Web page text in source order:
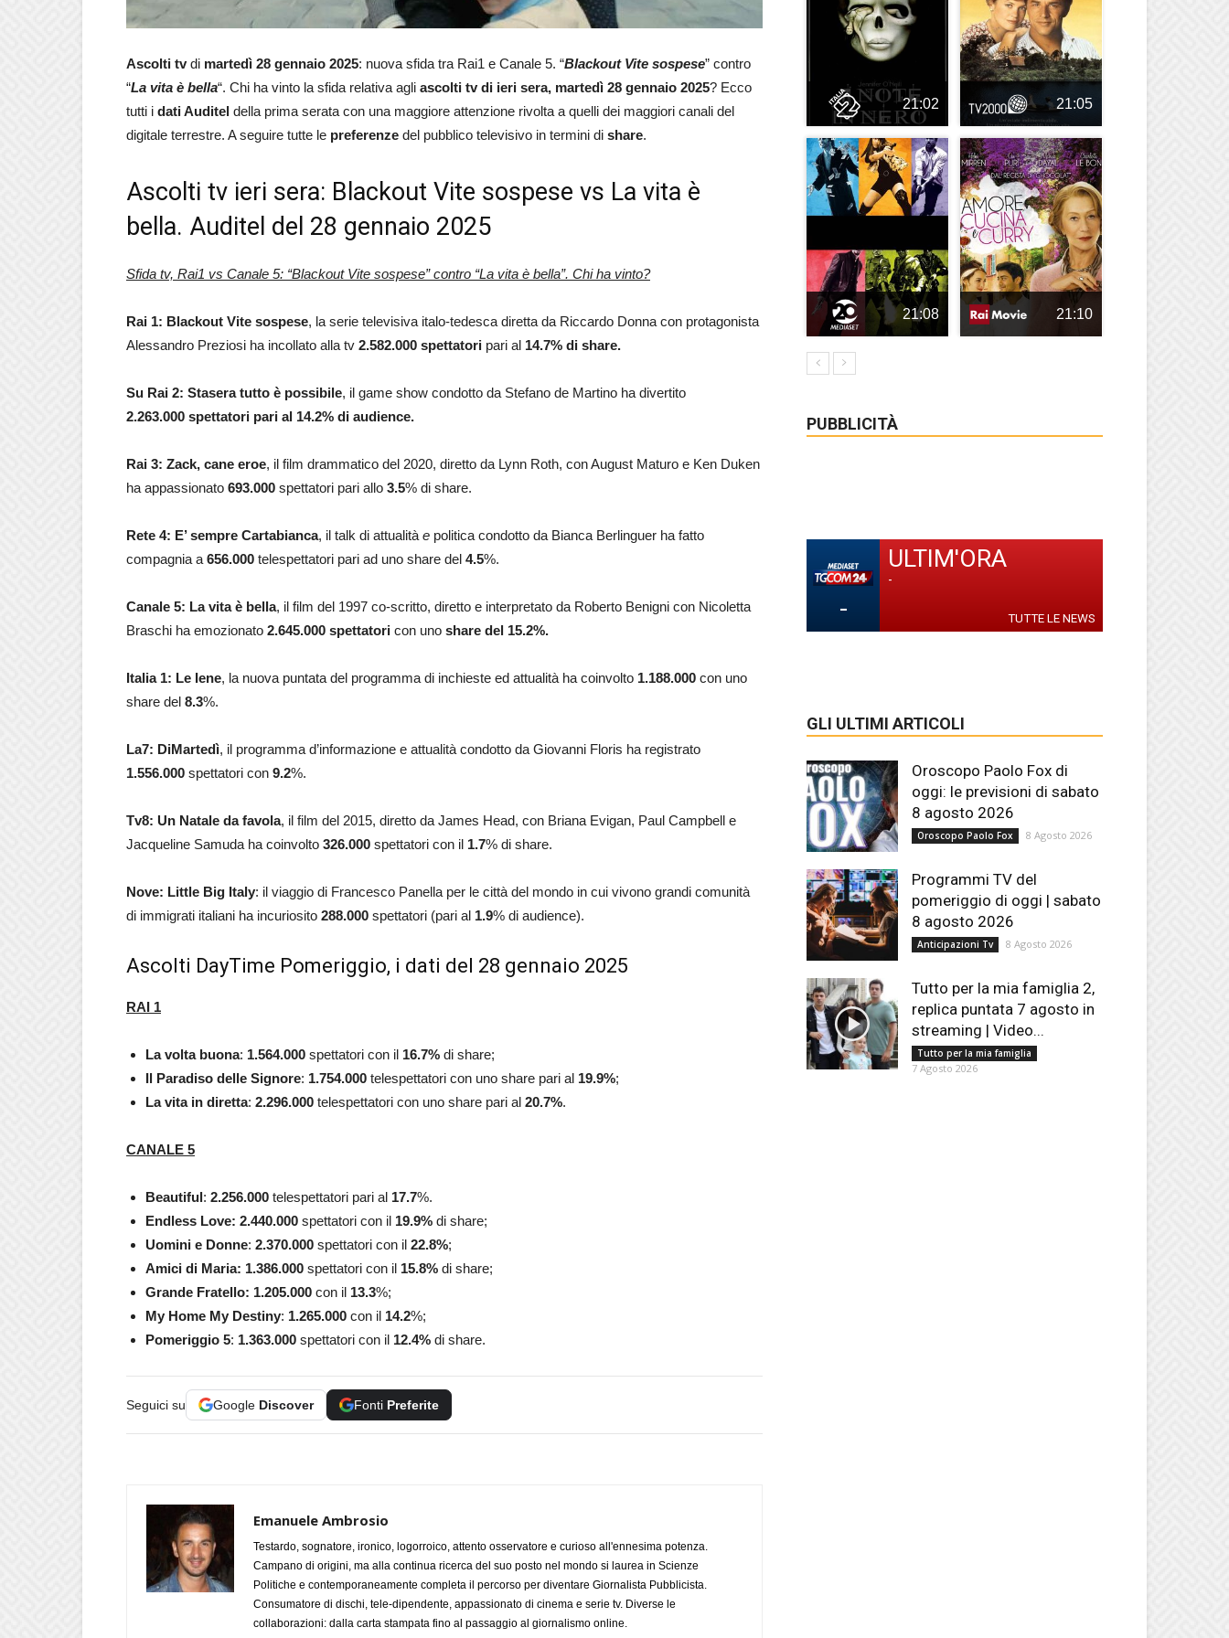
Ascolti tvdi martedì 28 gennaio 2025: nuova sfida tra Rai1 e Canale 5. “Blackout Vite sospese” contro
“La vita è bella“. Chi ha vinto la sfida relativa agli ascolti tv di ieri sera, martedì 28 gennaio 2025? Ecco
tutti i dati Auditel della prima serata con una maggiore attenzione rivolta a quelli dei maggiori canali del
digitale terrestre. A seguire tutte le preferenze del pubblico televisivo in termini di share.
Ascolti tv ieri sera: Blackout Vite sospese vs La vita è
bella. Auditel del 28 gennaio 2025
Sfida tv, Rai1 vs Canale 5: “Blackout Vite sospese” contro “La vita è bella”. Chi ha vinto?
Rai 1: Blackout Vite sospese, la serie televisiva italo-tedesca diretta da Riccardo Donna con protagonista
Alessandro Preziosi ha incollato alla tv 2.582.000 spettatori pari al 14.7% di share.
Su Rai 2: Stasera tutto è possibile, il game show condotto da Stefano de Martino ha divertito
2.263.000 spettatori pari al 14.2% di audience.
Rai 3: Zack, cane eroe, il film drammatico del 2020, diretto da Lynn Roth, con August Maturo e Ken Duken
ha appassionato 693.000 spettatori pari allo 3.5% di share.
Rete 4: E’ sempre Cartabianca, il talk di attualità e politica condotto da Bianca Berlinguer ha fatto
compagnia a 656.000 telespettatori pari ad uno share del 4.5%.
Canale 5: La vita è bella, il film del 1997 co-scritto, diretto e interpretato da Roberto Benigni con Nicoletta
Braschi ha emozionato 2.645.000 spettatori con uno share del 15.2%.
Italia 1: Le Iene, la nuova puntata del programma di inchieste ed attualità ha coinvolto 1.188.000 con uno
share del 8.3%.
La7: DiMartedì, il programma d’informazione e attualità condotto da Giovanni Floris ha registrato
1.556.000 spettatori con 9.2%.
Tv8: Un Natale da favola, il film del 2015, diretto da James Head, con Briana Evigan, Paul Campbell e
Jacqueline Samuda ha coinvolto 326.000 spettatori con il 1.7% di share.
Nove: Little Big Italy: il viaggio di Francesco Panella per le città del mondo in cui vivono grandi comunità
di immigrati italiani ha incuriosito 288.000 spettatori (pari al 1.9% di audience).
Ascolti DayTime Pomeriggio, i dati del 28 gennaio 2025
RAI 1
La volta buona: 1.564.000 spettatori con il 16.7% di share;
Il Paradiso delle Signore: 1.754.000 telespettatori con uno share pari al 19.9%;
La vita in diretta: 2.296.000 telespettatori con uno share pari al 20.7%.
CANALE 5
Beautiful: 2.256.000 telespettatori pari al 17.7%.
Endless Love: 2.440.000 spettatori con il 19.9% di share;
Uomini e Donne: 2.370.000 spettatori con il 22.8%;
Amici di Maria: 1.386.000 spettatori con il 15.8% di share;
Grande Fratello: 1.205.000 con il 13.3%;
My Home My Destiny: 1.265.000 con il 14.2%;
Pomeriggio 5: 1.363.000 spettatori con il 12.4% di share.
Seguici su Google Discover Fonti Preferite
Emanuele Ambrosio
Testardo, sognatore, ironico, logorroico, attento osservatore e curioso all'ennesima potenza.
Campano di origini, ma alla continua ricerca del suo posto nel mondo si laurea in Scienze
Politiche e contemporaneamente completa il percorso per diventare Giornalista Pubblicista.
Consumatore di dischi, tele-dipendente, appassionato di cinema e serie tv. Diverse le
collaborazioni: dalla carta stampata fino al passaggio al giornalismo online.
21:02 21:05
21:08 21:10
PUBBLICITÀ
-
ULTIM'ORA
-
TUTTE LE NEWS
GLI ULTIMI ARTICOLI
Oroscopo Paolo Fox di
oggi: le previsioni di sabato
8 agosto 2026
Oroscopo Paolo Fox 8 Agosto 2026
Programmi TV del
pomeriggio di oggi | sabato
8 agosto 2026
Anticipazioni Tv 8 Agosto 2026
Tutto per la mia famiglia 2,
replica puntata 7 agosto in
streaming | Video...
Tutto per la mia famiglia
7 Agosto 2026